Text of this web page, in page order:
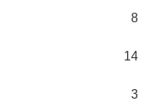
8
14
3